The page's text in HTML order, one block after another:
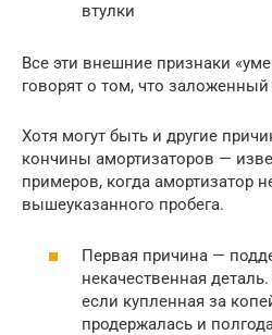
втулки
Все эти внешние признаки
говорят о том, что
Хотя могут быть и другие
кончины амортизаторов —
примеров, когда амортизатор
вышеуказанного пробега.
Первая причина —
некачественная
если купленная за
продержалась и